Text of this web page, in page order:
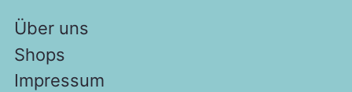
Über uns
Shops
Impressum